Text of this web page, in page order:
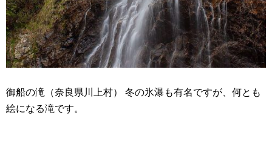
御船の滝（奈良県川上村） 冬の氷瀑も有名ですが、何とも
絵になる滝です。